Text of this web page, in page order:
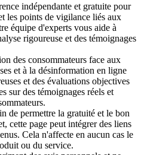
indépendante et gratuite pour
les points de vigilance liés aux
équipe d'experts vous aide à
rigoureuse et des témoignages
des consommateurs face aux
et à la désinformation en ligne
et des évaluations objectives
sur des témoignages réels et
de permettre la gratuité et le bon
cette page peut intégrer des liens
Cela n'affecte en aucun cas le
ou du service.